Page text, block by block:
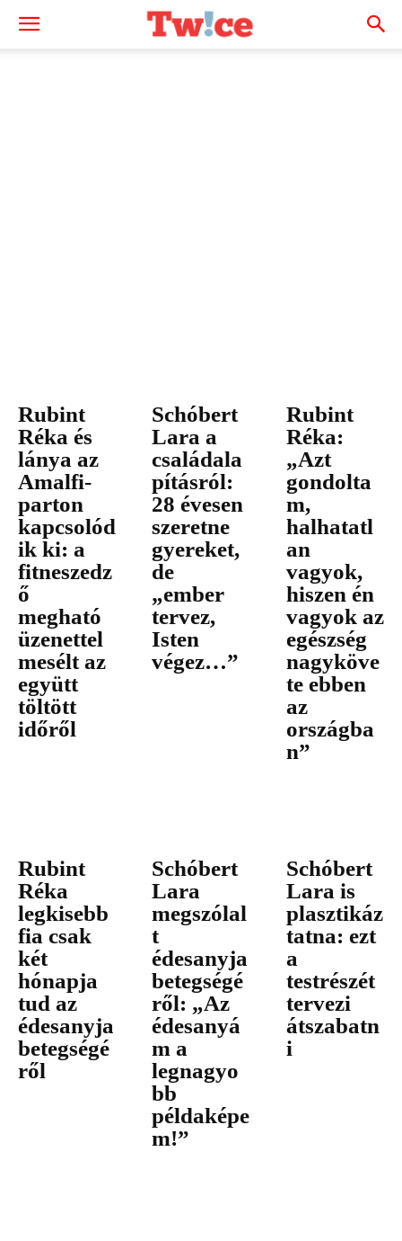
Rubint
Réka és
lánya az
Amalfi-
parton
kapcsolód
ik ki: a
fitneszedz
ő
megható
üzenettel
mesélt az
együtt
töltött
időről
Schóbert
Lara a
családala
pításról:
28 évesen
szeretne
gyereket,
de
„ember
tervez,
Isten
végez…”
Rubint
Réka:
„Azt
gondolta
m,
halhatatl
an
vagyok,
hiszen én
vagyok az
egészség
nagyköve
te ebben
az
országba
n”
Rubint
Réka
legkisebb
fia csak
két
hónapja
tud az
édesanyja
betegségé
ről
Schóbert
Lara
megszólal
t
édesanyja
betegségé
ről: „Az
édesanyá
m a
legnagyo
bb
példaképe
m!”
Schóbert
Lara is
plasztikáz
tatna: ezt
a
testrészét
tervezi
átszabatn
i